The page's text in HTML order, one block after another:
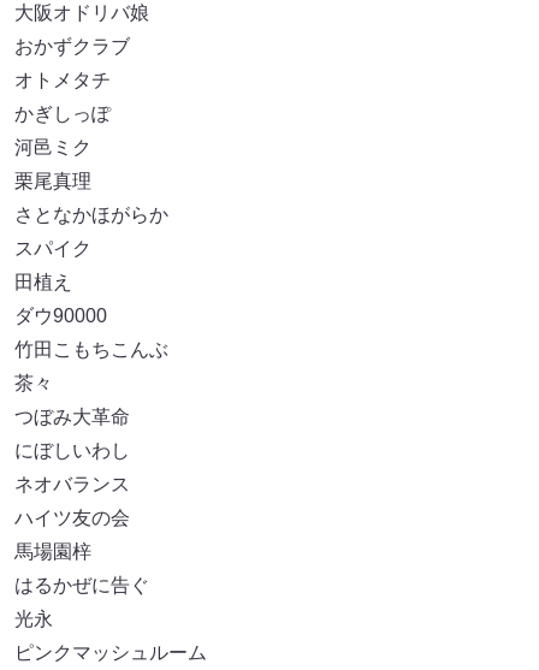
大阪オドリバ娘
おかずクラブ
オトメタチ
かぎしっぽ
河邑ミク
栗尾真理
さとなかほがらか
スパイク
田植え
ダウ90000
竹田こもちこんぶ
茶々
つぼみ大革命
にぼしいわし
ネオバランス
ハイツ友の会
馬場園梓
はるかぜに告ぐ
光永
ピンクマッシュルーム